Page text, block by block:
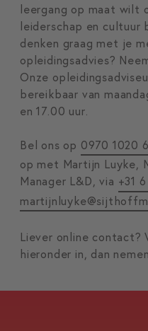
leergang op maat wilt
leiderschap en cultuur
denken graag met je
opleidingsadvies?
Onze
bereikbaar van
en 17.00 uur.
Bel ons op 0970 1020
op met Martijn Luyke,
Manager L&D, via +31
Liever online
hieronder in, dan